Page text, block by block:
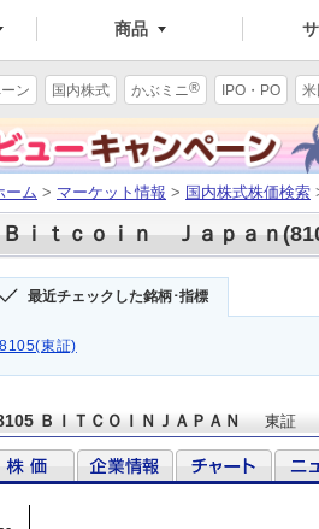
商品
ン 国内株式 かぶミニ® IPO・PO
ーム > マーケット情報 > 国内株式株価検索
Ｂｉｔｃｏｉｎ Ｊａｐａｎ
最近チェックした銘柄･指標
8105(東証)
ＢＩＴＣＯＩＮＪＡＰＡＮ 東証